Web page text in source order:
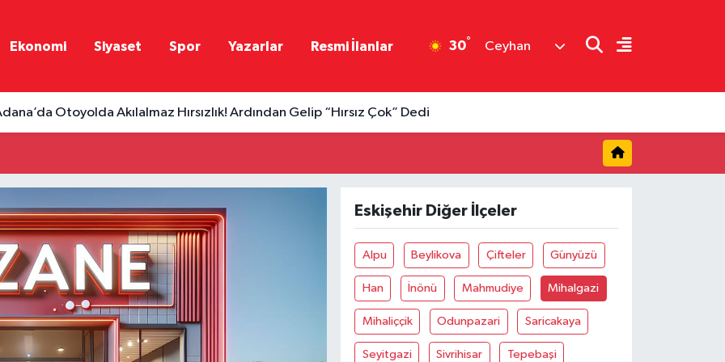
Ekonomi Siyaset Spor Yazarlar Resmi İlanlar 30° Ceyhan
Otoyolda Akılalmaz Hırsızlık! Ardından Gelip “Hırsız Çok” Dedi
Eskişehir Diğer İlçeler
Alpu Beylikova Çifteler Günyüzü
Han İnönü Mahmudiye Mihalgazi
Mihaliççik Odunpazari Saricakaya
Seyitgazi Sivrihisar Tepebaşi